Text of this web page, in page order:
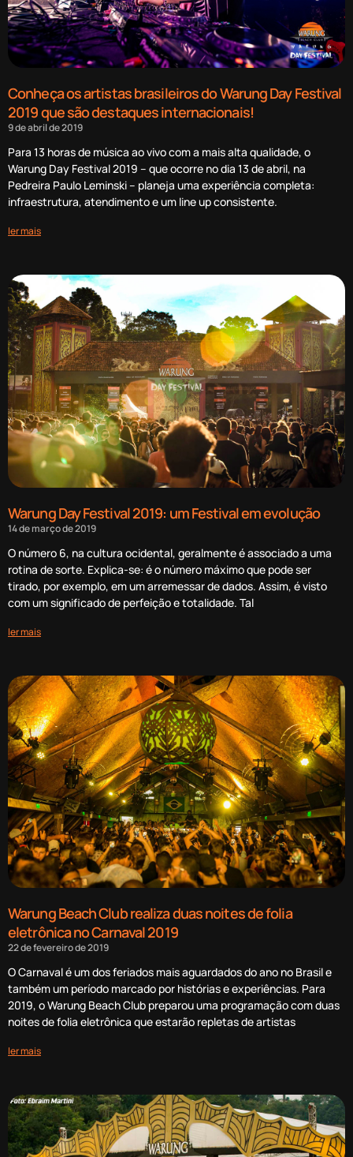
Conheça os artistas brasileiros do Warung Day Festival
2019 que são destaques internacionais!
9 de abril de 2019
Para 13 horas de música ao vivo com a mais alta qualidade, o
Warung Day Festival 2019 – que ocorre no dia 13 de abril, na
Pedreira Paulo Leminski – planeja uma experiência completa:
infraestrutura, atendimento e um line up consistente.
ler mais
Warung Day Festival 2019: um Festival em evolução
14 de março de 2019
O número 6, na cultura ocidental, geralmente é associado a uma
rotina de sorte. Explica-se: é o número máximo que pode ser
tirado, por exemplo, em um arremessar de dados. Assim, é visto
com um significado de perfeição e totalidade. Tal
ler mais
Warung Beach Club realiza duas noites de folia
eletrônica no Carnaval 2019
22 de fevereiro de 2019
O Carnaval é um dos feriados mais aguardados do ano no Brasil e
também um período marcado por histórias e experiências. Para
2019, o Warung Beach Club preparou uma programação com duas
noites de folia eletrônica que estarão repletas de artistas
ler mais